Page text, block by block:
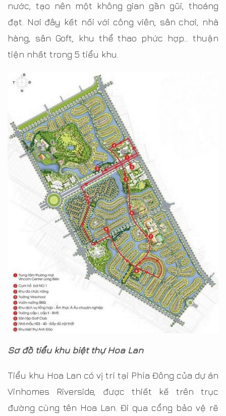
nước, tạo nên một không gian gần gũi, thoáng
đạt. Nơi đây kết nối với công viên, sân chơi, nhà
hàng, sân Goft, khu thể thao phức hợp… thuận
tiện nhất trong 5 tiểu khu.
Sơ đồ tiểu khu biệt thự Hoa Lan
Tiểu khu Hoa Lan có vị trí tại Phía Đông của dự án
Vinhomes Riverside, được thiết kế trên trục
đường cùng tên Hoa Lan. Đi qua cổng bảo vệ rẽ